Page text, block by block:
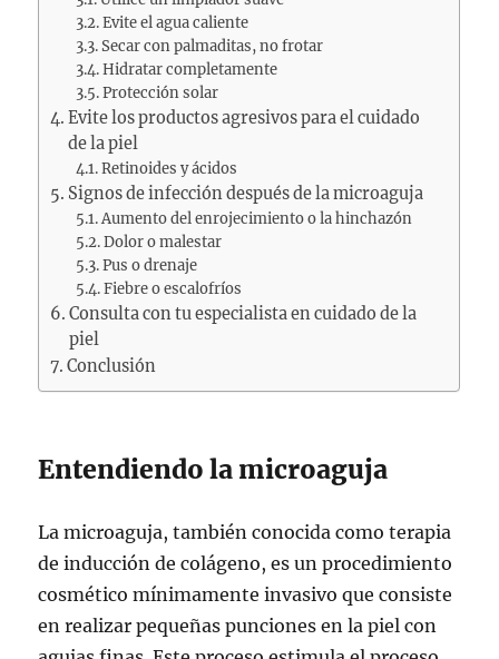
Evite el agua caliente
Secar con palmaditas, no frotar
Hidratar completamente
Protección solar
Evite los productos agresivos para el cuidado
de la piel
Retinoides y ácidos
Signos de infección después de la microaguja
Aumento del enrojecimiento o la hinchazón
Dolor o malestar
Pus o drenaje
Fiebre o escalofríos
Consulta con tu especialista en cuidado de la
piel
Conclusión
Entendiendo la microaguja
La microaguja, también conocida como terapia
de inducción de colágeno, es un procedimiento
cosmético mínimamente invasivo que consiste
en realizar pequeñas punciones en la piel con